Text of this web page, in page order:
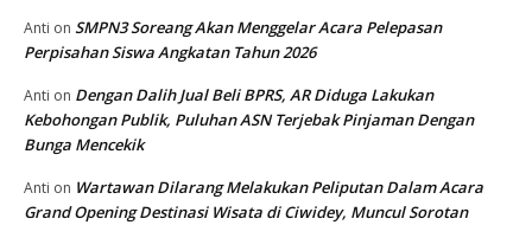
Anti on SMPN3 Soreang Akan Menggelar Acara Pelepasan
Perpisahan Siswa Angkatan Tahun 2026
Anti on Dengan Dalih Jual Beli BPRS, AR Diduga Lakukan
Kebohongan Publik, Puluhan ASN Terjebak Pinjaman Dengan
Bunga Mencekik
Anti on Wartawan Dilarang Melakukan Peliputan Dalam Acara
Grand Opening Destinasi Wisata di Ciwidey, Muncul Sorotan